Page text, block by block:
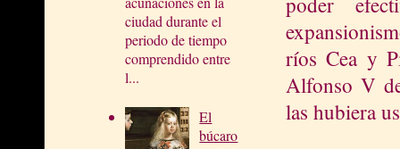
ciudad durante el
periodo de tiempo
comprendido entre
l...
El
búcaro
ríos Cea y
Alfonso V
las hubiera